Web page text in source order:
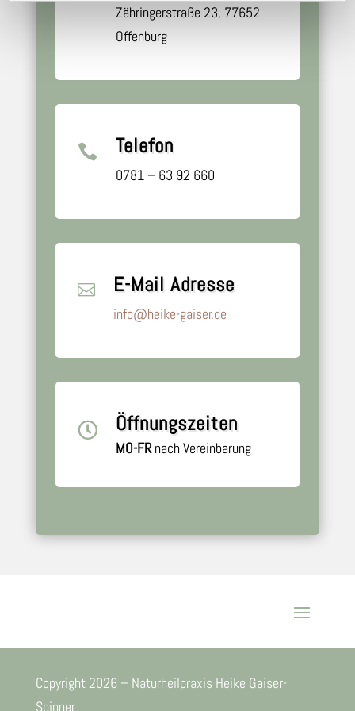
Zähringerstraße 23, 77652
Offenburg
 Telefon
0781 – 63 92 660
 E-Mail Adresse
info@heike-gaiser.de
 Öffnungszeiten
MO-FRnach Vereinbarung
Copyright 2026 – Naturheilpraxis Heike Gaiser-
Spinner